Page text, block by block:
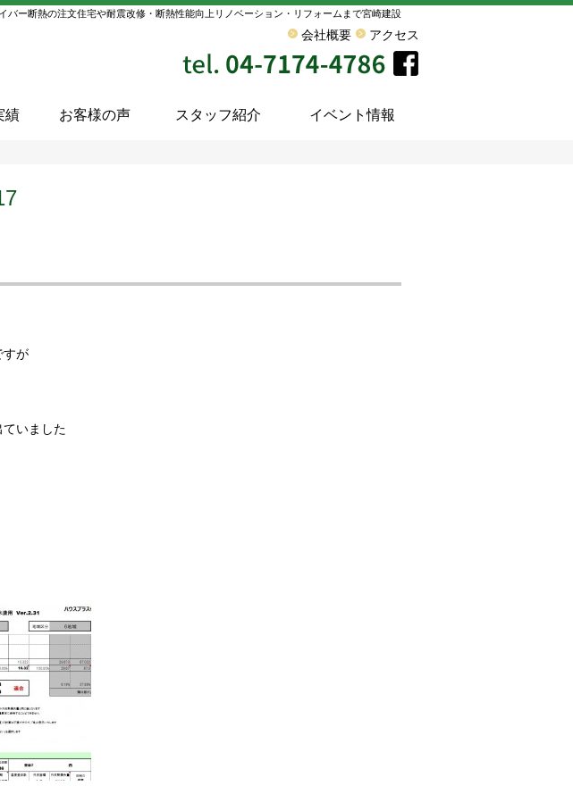
ー断熱の注文住宅や耐震改修・断熱性能向上リノベーション・リフォームまで宮崎建設
会社概要 アクセス
績 お客様の声 スタッフ紹介 イベント情報
すが
いました